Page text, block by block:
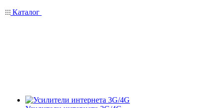
Каталог